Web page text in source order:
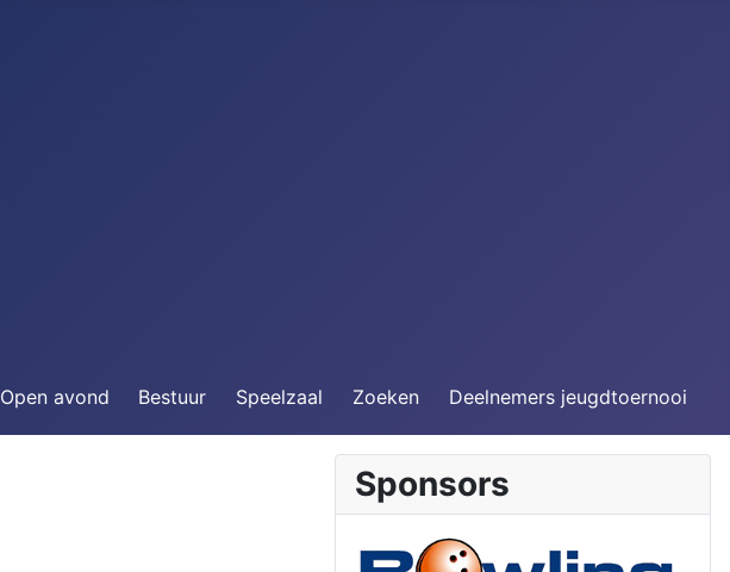
Open avond Bestuur Speelzaal Zoeken Deelnemers jeugdtoernooi
Sponsors